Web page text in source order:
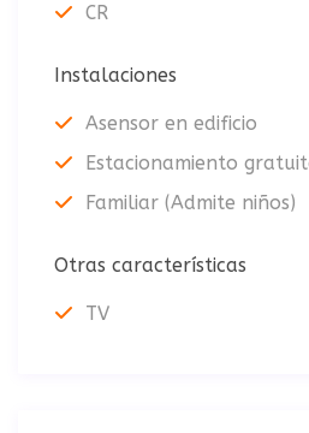
CR
Instalaciones
Asensor en edificio
Estacionamiento
Familiar (Admite niños)
Otras características
TV